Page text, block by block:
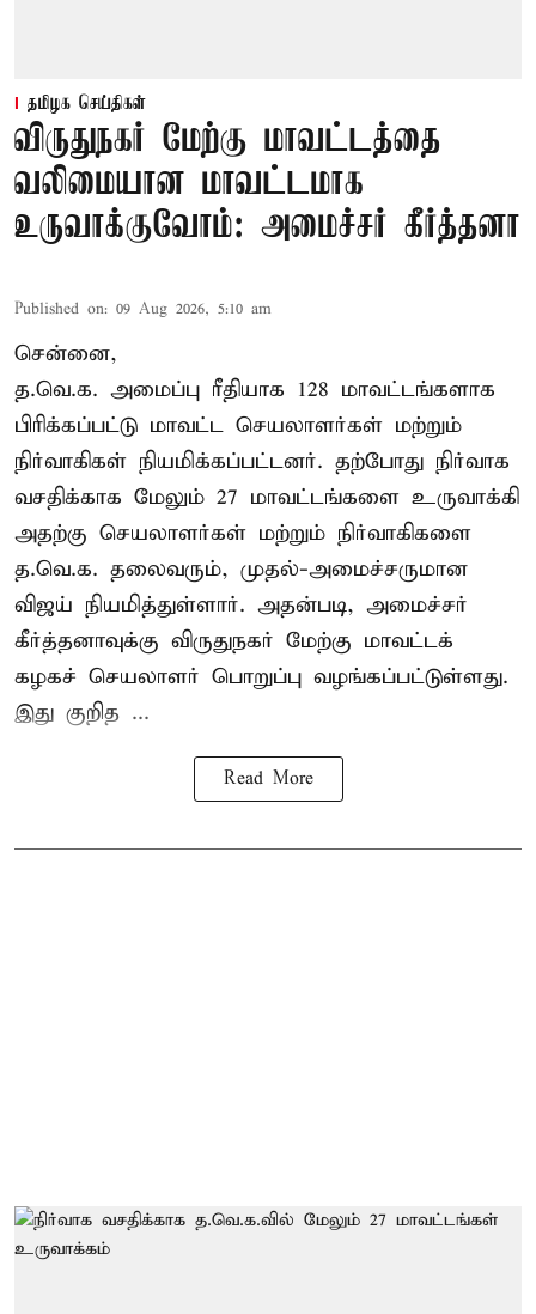
தமிழக செய்திகள்
விருதுநகர் மேற்கு மாவட்டத்தை
வலிமையான மாவட்டமாக
உருவாக்குவோம்: அமைச்சர் கீர்த்தனா
Published on: 09 Aug 2026, 5:10 am
சென்னை,
த.வெ.க. அமைப்பு ரீதியாக 128 மாவட்டங்களாக
பிரிக்கப்பட்டு மாவட்ட செயலாளர்கள் மற்றும்
நிர்வாகிகள் நியமிக்கப்பட்டனர். தற்போது நிர்வாக
வசதிக்காக மேலும் 27 மாவட்டங்களை உருவாக்கி
அதற்கு செயலாளர்கள் மற்றும் நிர்வாகிகளை
த.வெ.க. தலைவரும், முதல்-அமைச்சருமான
விஜய் நியமித்துள்ளார். அதன்படி, அமைச்சர்
கீர்த்தனாவுக்கு விருதுநகர் மேற்கு மாவட்டக்
கழகச் செயலாளர் பொறுப்பு வழங்கப்பட்டுள்ளது.
இது குறித ...
Read More